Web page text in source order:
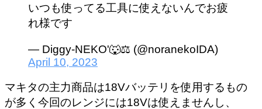
いつも使ってる工具に使えないんでお疲
れ様です
— Diggy-NEKO'🐺⚖ (@noranekoIDA)
April 10, 2023
マキタの主力商品は18Vバッテリを使用するもの
が多く今回のレンジには18Vは使えませんし、